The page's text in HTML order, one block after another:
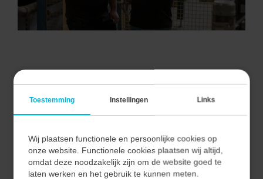
VAN ALLE MARKTEN THUIS.
Bij Vecon Engineers begrijpen we dat elke markt unieke
uitdagingen en kansen biedt.
Door nauwe samenwerking met onze klanten begrijpen
Toestemming Instellingen Links
Wij plaatsen functionele en persoonlijke cookies op
onze website. Functionele cookies plaatsen wij altijd,
omdat deze noodzakelijk zijn om de website goed te
laten werken en het gebruik te kunnen meten.